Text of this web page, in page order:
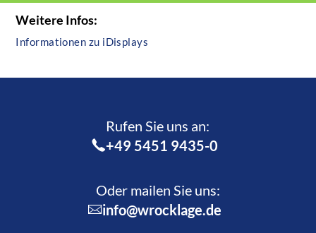
Weitere Infos:
Informationen zu iDisplays
Rufen Sie uns an:­
+49 5451 9435-0
Oder mailen Sie uns:
info@wrocklage.de